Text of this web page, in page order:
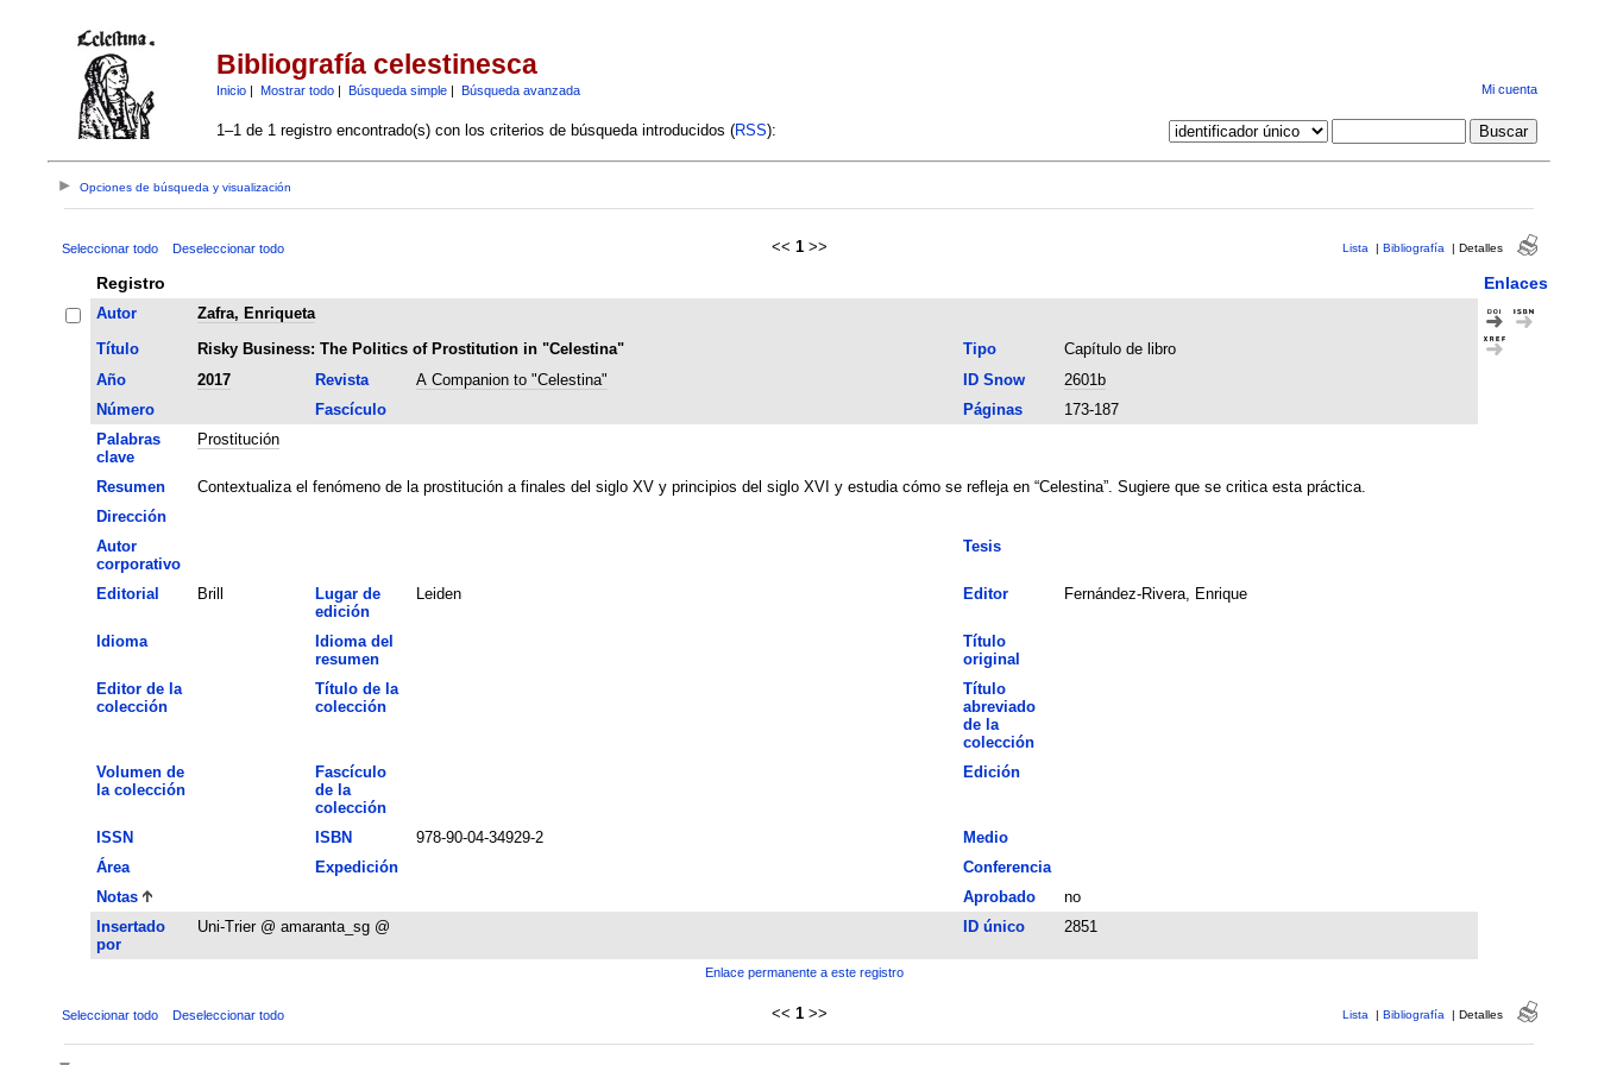
Bibliografía celestinesca
Inicio| Mostrar todo| Búsqueda simple| Búsqueda avanzada Mi cuenta
1–1 de 1 registro encontrado(s) con los criterios de búsqueda introducidos (RSS):
Opciones de búsqueda y visualización
Seleccionar todo Deseleccionar todo << 1 >> Lista | Bibliografía | Detalles
Registro Enlaces
Autor
Zafra, Enriqueta
Título
Risky Business: The Politics of Prostitution in "Celestina" Tipo
Capítulo de libro
Año
2017 Revista A Companion to "Celestina" ID Snow
2601b
Número
Fascículo Páginas
173-187
Palabras
clave
Prostitución
Resumen
Contextualiza el fenómeno de la prostitución a finales del siglo XV y principios del siglo XVI y estudia cómo se refleja en “Celestina”. Sugiere que se critica esta práctica.
Dirección
Autor
corporativo
Tesis
Editorial Brill
Lugar de
edición
Leiden Editor Fernández-Rivera, Enrique
Idioma
Idioma del
resumen
Título
original
Editor de la
colección
Título de la
colección
Título
abreviado
de la
colección
Volumen de
la colección
Fascículo
de la
colección
Edición
ISSN ISBN 978-90-04-34929-2
Medio
Área
Expedición
Conferencia
Notas
Aprobado
no
Insertado
por
Uni-Trier @ amaranta_sg @ ID único 2851
Enlace permanente a este registro
Seleccionar todo Deseleccionar todo << 1 >> Lista | Bibliografía | Detalles